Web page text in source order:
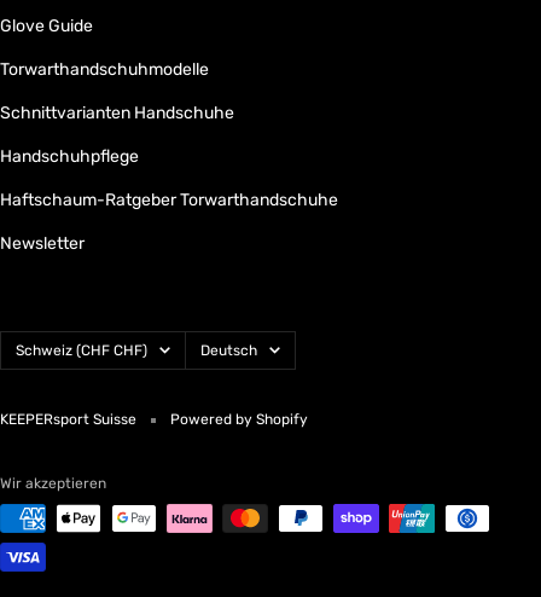
Glove Guide
Torwarthandschuhmodelle
Schnittvarianten Handschuhe
Handschuhpflege
Haftschaum-Ratgeber Torwarthandschuhe
Newsletter
Land/Region
Schweiz (CHF CHF) Sprache
Deutsch
KEEPERsport Suisse Powered by Shopify
Wir akzeptieren